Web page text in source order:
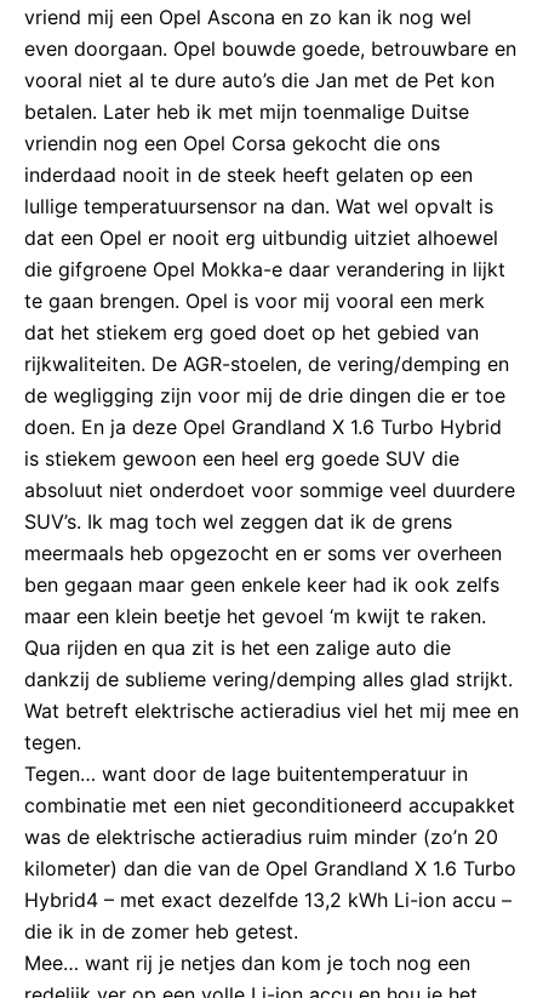
vriend mij een Opel Ascona en zo kan ik nog wel
even doorgaan. Opel bouwde goede, betrouwbare en
vooral niet al te dure auto’s die Jan met de Pet kon
betalen. Later heb ik met mijn toenmalige Duitse
vriendin nog een Opel Corsa gekocht die ons
inderdaad nooit in de steek heeft gelaten op een
lullige temperatuursensor na dan. Wat wel opvalt is
dat een Opel er nooit erg uitbundig uitziet alhoewel
die gifgroene Opel Mokka-e daar verandering in lijkt
te gaan brengen. Opel is voor mij vooral een merk
dat het stiekem erg goed doet op het gebied van
rijkwaliteiten. De AGR-stoelen, de vering/demping en
de wegligging zijn voor mij de drie dingen die er toe
doen. En ja deze Opel Grandland X 1.6 Turbo Hybrid
is stiekem gewoon een heel erg goede SUV die
absoluut niet onderdoet voor sommige veel duurdere
SUV’s. Ik mag toch wel zeggen dat ik de grens
meermaals heb opgezocht en er soms ver overheen
ben gegaan maar geen enkele keer had ik ook zelfs
maar een klein beetje het gevoel ‘m kwijt te raken.
Qua rijden en qua zit is het een zalige auto die
dankzij de sublieme vering/demping alles glad strijkt.
Wat betreft elektrische actieradius viel het mij mee en
tegen.
Tegen… want door de lage buitentemperatuur in
combinatie met een niet geconditioneerd accupakket
was de elektrische actieradius ruim minder (zo’n 20
kilometer) dan die van de Opel Grandland X 1.6 Turbo
Hybrid4 – met exact dezelfde 13,2 kWh Li-ion accu –
die ik in de zomer heb getest.
Mee… want rij je netjes dan kom je toch nog een